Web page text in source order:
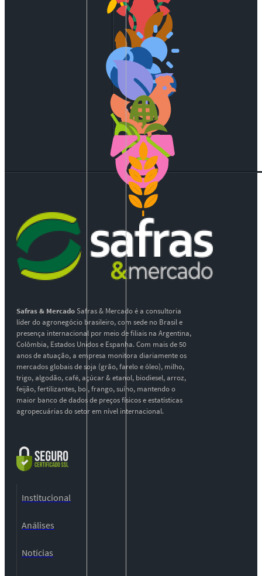
Safras & MercadoSafras & Mercado é a consultoria
líder do agronegócio brasileiro, com sede no Brasil e
presença internacional por meio de filiais na Argentina,
Colômbia, Estados Unidos e Espanha. Com mais de 50
anos de atuação, a empresa monitora diariamente os
mercados globais de soja (grão, farelo e óleo), milho,
trigo, algodão, café, açúcar & etanol, biodiesel, arroz,
feijão, fertilizantes, boi, frango, suíno, mantendo o
maior banco de dados de preços físicos e estatísticas
agropecuárias do setor em nível internacional.
Institucional
Análises
Notícias